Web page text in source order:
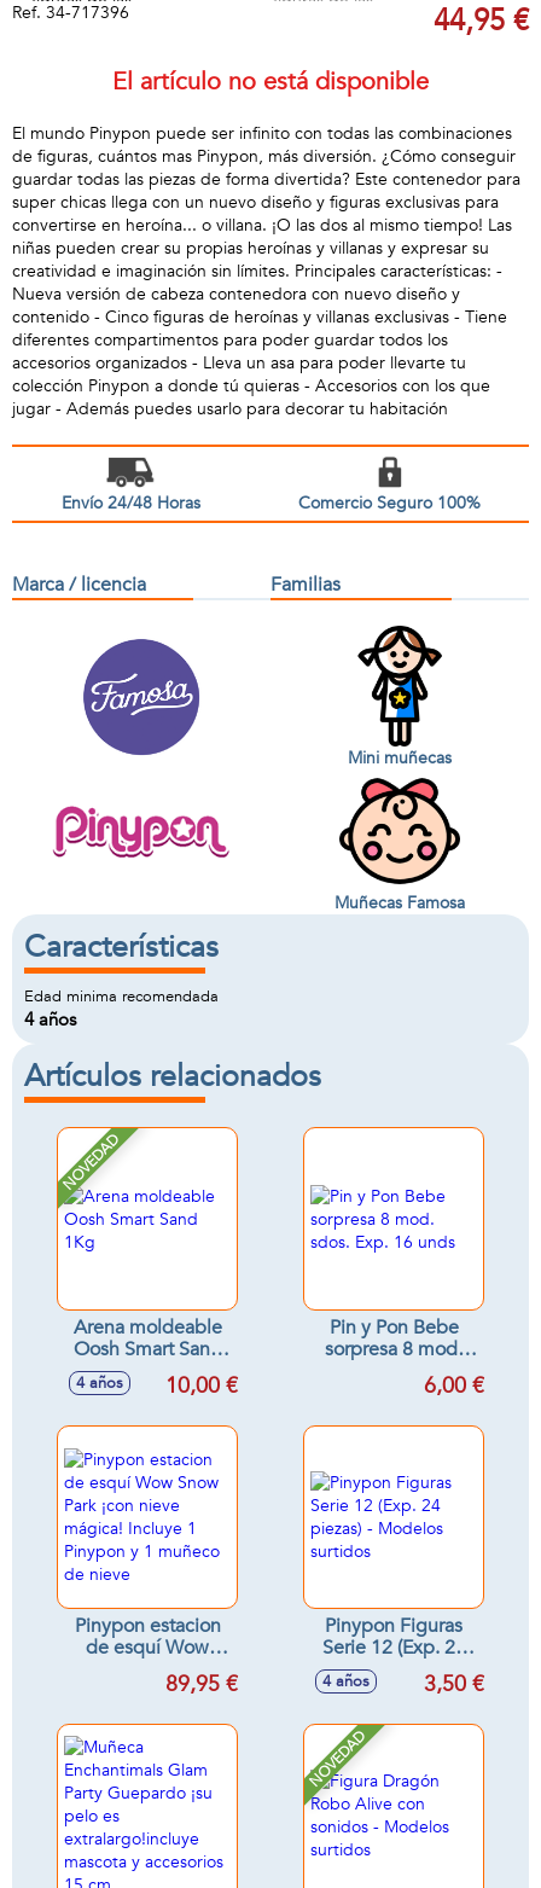
Ref. 34-717396 44,95 €
El artículo no está disponible
El mundo Pinypon puede ser infinito con todas las combinaciones
de figuras, cuántos mas Pinypon, más diversión. ¿Cómo conseguir
guardar todas las piezas de forma divertida? Este contenedor para
super chicas llega con un nuevo diseño y figuras exclusivas para
convertirse en heroína... o villana. ¡O las dos al mismo tiempo! Las
niñas pueden crear su propias heroínas y villanas y expresar su
creatividad e imaginación sin límites. Principales características: -
Nueva versión de cabeza contenedora con nuevo diseño y
contenido - Cinco figuras de heroínas y villanas exclusivas - Tiene
diferentes compartimentos para poder guardar todos los
accesorios organizados - Lleva un asa para poder llevarte tu
colección Pinypon a donde tú quieras - Accesorios con los que
jugar - Además puedes usarlo para decorar tu habitación
Envío 24/48 Horas Comercio Seguro 100%
Marca / licencia Familias
Mini muñecas
Muñecas Famosa
Características
Edad minima recomendada
4 años
Artículos relacionados
NOVEDAD
Arena moldeable
Oosh Smart Sand
1Kg
4 años 10,00 €
Pin y Pon Bebe
sorpresa 8 mod.
sdos. Exp. 16 unds
6,00 €
Pinypon estacion
de esquí Wow
Snow Park ¡con
nieve mágica!
1 muñeco de nieve
89,95 €
Pinypon Figuras
Serie 12 (Exp. 24
piezas) - Modelos
surtidos
4 años 3,50 €
NOVEDAD